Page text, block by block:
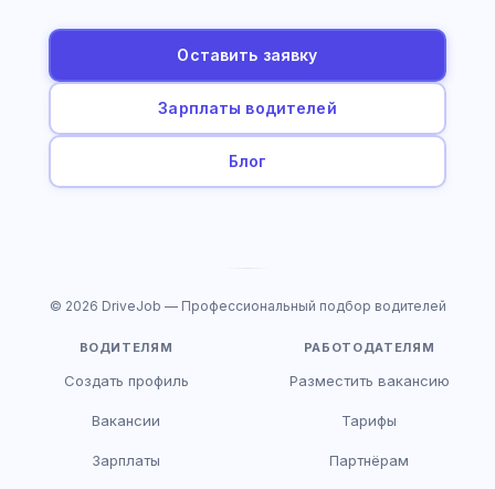
Оставить заявку
Зарплаты водителей
Блог
© 2026 DriveJob — Профессиональный подбор водителей
ВОДИТЕЛЯМ
Создать профиль
Вакансии
Зарплаты
РАБОТОДАТЕЛЯМ
Разместить вакансию
Тарифы
Партнёрам